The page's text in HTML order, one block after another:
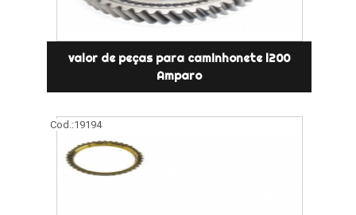
valor de peças para caminhonete l200
Amparo
Cod.:19194